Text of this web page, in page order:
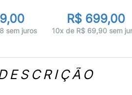
sem juros
R$ 699,00
10x de R$ 69,90 sem